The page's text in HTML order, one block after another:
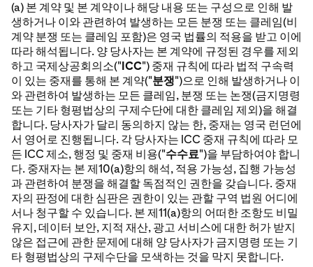
(a) 본 계약 및 본 계약이나 해당 내용 또는 구성으로 인해 발
생하거나 이와 관련하여 발생하는 모든 분쟁 또는 클레임(비
계약 분쟁 또는 클레임 포함)은 영국 법률의 적용을 받고 이에
따라 해석됩니다. 양 당사자는 본 계약에 규정된 경우를 제외
하고 국제상공회의소("ICC") 중재 규칙에 따라 법적 구속력
이 있는 중재를 통해 본 계약("분쟁")으로 인해 발생하거나 이
와 관련하여 발생하는 모든 클레임, 분쟁 또는 논쟁(금지명령
또는 기타 형평법상의 구제수단에 대한 클레임 제외)을 해결
합니다. 당사자가 달리 동의하지 않는 한, 중재는 영국 런던에
서 영어로 진행됩니다. 각 당사자는 ICC 중재 규칙에 따라 모
든 ICC 제소, 행정 및 중재 비용("수수료")을 부담하여야 합니
다. 중재자는 본 제10(a)항의 해석, 적용 가능성, 집행 가능성
과 관련하여 분쟁을 해결할 독점적인 권한을 갖습니다. 중재
자의 판정에 대한 심판은 권한이 있는 관할 구역 법원 어디에
서나 청구할 수 있습니다. 본 제11(a)항의 어떠한 조항도 비밀
유지, 데이터 보안, 지적 재산, 광고 서비스에 대한 허가 받지
않은 접근에 관한 문제에 대해 양 당사자가 금지명령 또는 기
타 형평법상의 구제수단을 모색하는 것을 막지 못합니다.